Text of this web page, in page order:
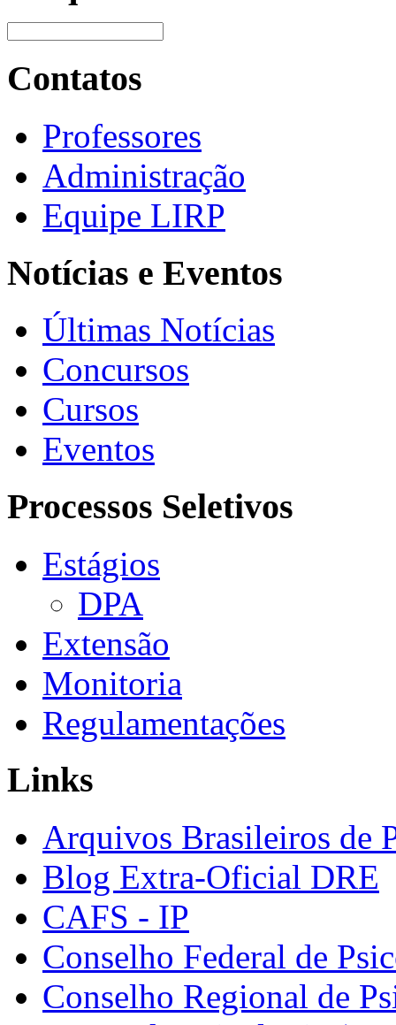
Contatos
Professores
Administração
Equipe LIRP
Notícias e Eventos
Últimas Notícias
Concursos
Cursos
Eventos
Processos Seletivos
Estágios
DPA
Extensão
Monitoria
Regulamentações
Links
Arquivos Brasileiros de
Blog Extra-Oficial DRE
CAFS - IP
Conselho Federal de
Conselho Regional de